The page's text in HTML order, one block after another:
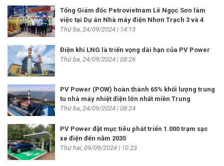
Tổng Giám đốc Petrovietnam Lê Ngọc Sơn làm
việc tại Dự án Nhà máy điện Nhơn Trạch 3 và 4
Thứ ba, 24/09/2024 | 14:13
Điện khí LNG là triển vọng dài hạn của PV Power
Thứ ba, 24/09/2024 | 08:26
PV Power (POW) hoàn thành 65% khối lượng trung
tu nhà máy nhiệt điện lớn nhất miền Trung
Thứ ba, 24/09/2024 | 08:24
PV Power đặt mục tiêu phát triển 1.000 trạm sạc
xe điện đến năm 2035
Thứ hai, 09/09/2024 | 10:23